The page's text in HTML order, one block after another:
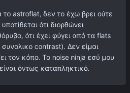
astroflat, δεν το έχω βρει ούτε
ότι διορθώνει
ότι έχει φύγει από τα flats
συνολικο contrast). Δεν είμαι
τον κόπο. Το noise ninja εσύ μου
όντως καταπληκτικό.